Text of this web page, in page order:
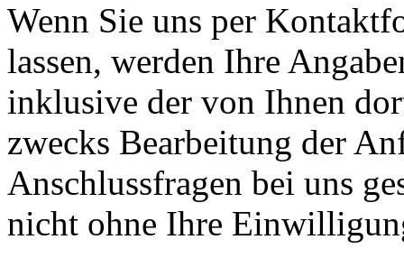
Wenn Sie uns per
lassen, werden Ihre
inklusive der von Ihnen
zwecks Bearbeitung der
Anschlussfragen bei uns
nicht ohne Ihre